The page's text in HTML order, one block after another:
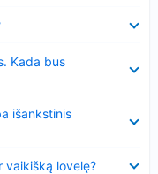
Kada bus
išankstinis
vaikišką lovelę?